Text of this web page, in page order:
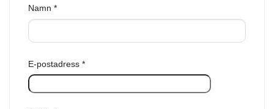
Namn *
E-postadress *